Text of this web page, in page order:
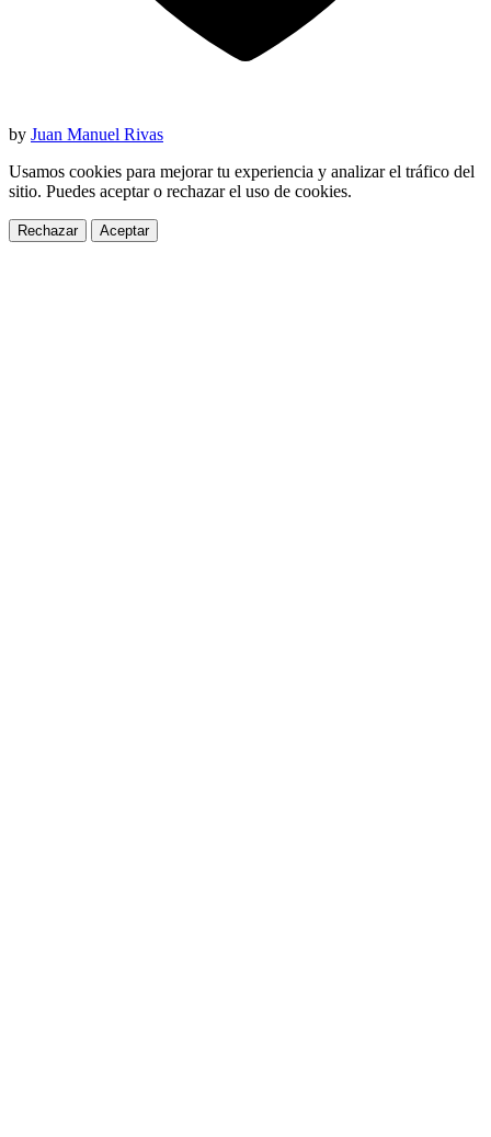
by Juan Manuel Rivas
Usamos cookies para mejorar tu experiencia y analizar el tráfico del
sitio. Puedes aceptar o rechazar el uso de cookies.
Rechazar Aceptar